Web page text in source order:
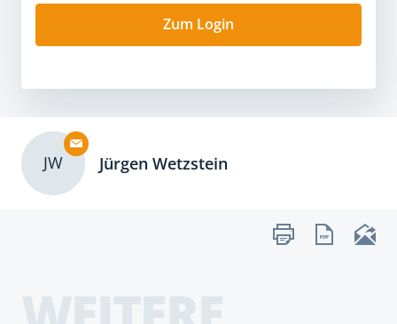
Zum Login
JW Jürgen Wetzstein